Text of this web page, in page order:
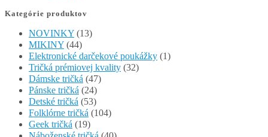
Kategórie produktov
NOVINKY (13)
MIKINY (44)
Elektronické darčekové poukážky (1)
Tričká prémiovej kvality (32)
Dámske tričká (47)
Pánske tričká (24)
Detské tričká (53)
Folklórne tričká (104)
Geek tričká (19)